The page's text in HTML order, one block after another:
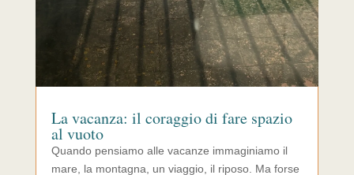
La vacanza: il coraggio di fare spazio
al vuoto
Quando pensiamo alle vacanze immaginiamo il
mare, la montagna, un viaggio, il riposo. Ma forse